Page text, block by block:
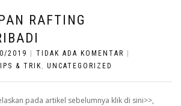
RAFTING
2019 | TIDAK ADA KOMENTAR |
& TRIK, UNCATEGORIZED
pada artikel sebelumnya klik di sini>>,